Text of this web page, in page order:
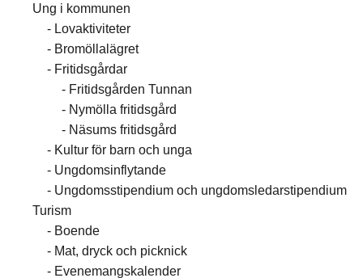
Ung i kommunen
Lovaktiviteter
Bromöllalägret
Fritidsgårdar
Fritidsgården Tunnan
Nymölla fritidsgård
Näsums fritidsgård
Kultur för barn och unga
Ungdomsinflytande
Ungdomsstipendium och ungdomsledarstipendium
Turism
Boende
Mat, dryck och picknick
Evenemangskalender